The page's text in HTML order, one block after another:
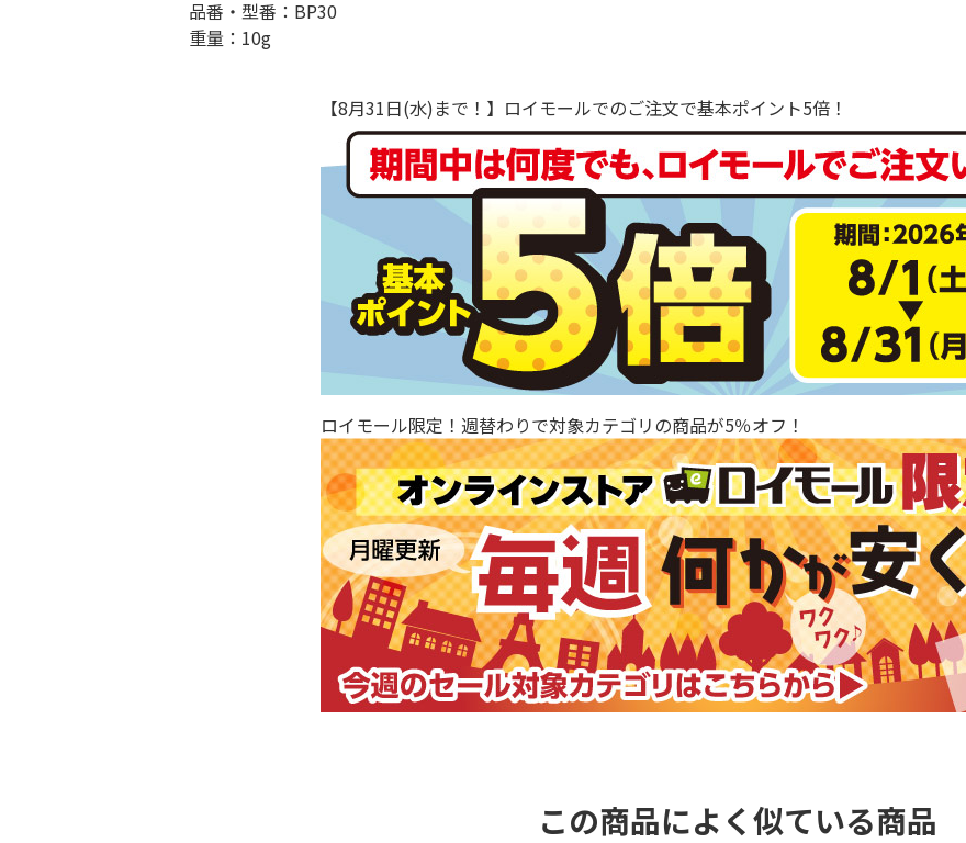
品番・型番：BP30
重量：10g
【8月31日(水)まで！】ロイモールでのご注文で基本ポイント5倍！
ロイモール限定！週替わりで対象カテゴリの商品が5％オフ！
この商品によく似ている商品